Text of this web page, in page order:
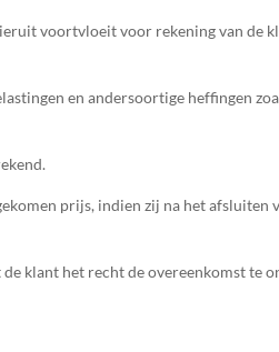
voortvloeit voor rekening van de
en andersoortige heffingen
prijs, indien zij na het afsluiten
klant het recht de overeenkomst te